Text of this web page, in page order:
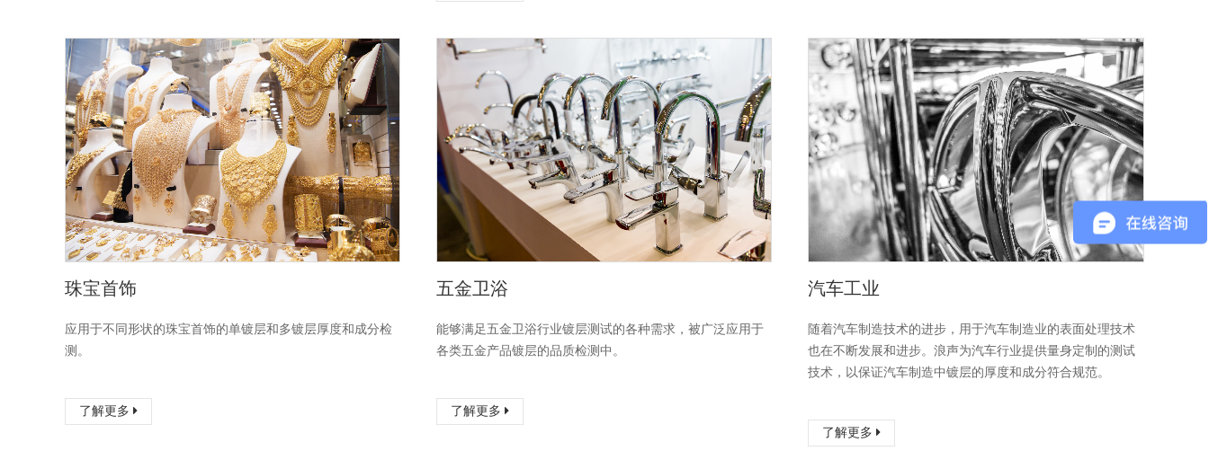
珠宝首饰
应用于不同形状的珠宝首饰的单镀层和多镀层厚度和成分检
测。
了解更多
五金卫浴
能够满足五金卫浴行业镀层测试的各种需求，被广泛应用于
各类五金产品镀层的品质检测中。
了解更多
汽车工业
随着汽车制造技术的进步，用于汽车制造业的表面处理技术
也在不断发展和进步。浪声为汽车行业提供量身定制的测试
技术，以保证汽车制造中镀层的厚度和成分符合规范。
了解更多